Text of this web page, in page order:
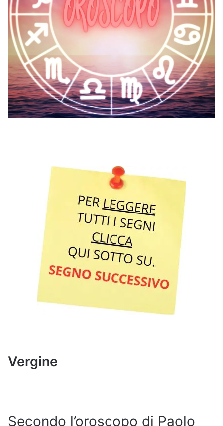
Vergine
Secondo l’oroscopo di Paolo